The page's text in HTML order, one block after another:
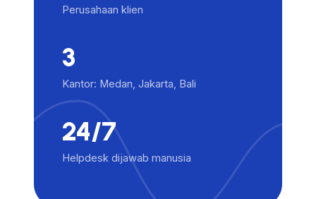
Perusahaan klien
3
Kantor: Medan, Jakarta, Bali
24/7
Helpdesk dijawab manusia